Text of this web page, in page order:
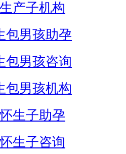
产子机构
包男孩助孕
包男孩咨询
包男孩机构
生子助孕
生子咨询